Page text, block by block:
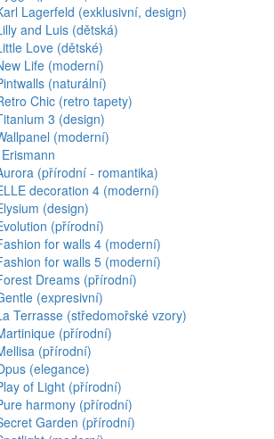
Lagerfeld (exklusivní, design)
and Luis (dětská)
Love (dětské)
Life (moderní)
(naturální)
Chic (retro tapety)
3 (design)
(moderní)
(přírodní - romantika)
decoration 4 (moderní)
(design)
(přírodní)
for walls 4 (moderní)
for walls 5 (moderní)
Dreams (přírodní)
(expresivní)
Terrasse (středomořské vzory)
(přírodní)
(přírodní)
(elegance)
of Light (přírodní)
harmony (přírodní)
Garden (přírodní)